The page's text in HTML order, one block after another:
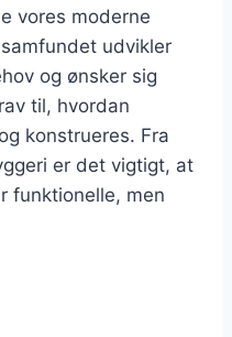
vores moderne
udvikler
og ønsker sig
til, hvordan
konstrueres. Fra
er det vigtigt, at
funktionelle, men